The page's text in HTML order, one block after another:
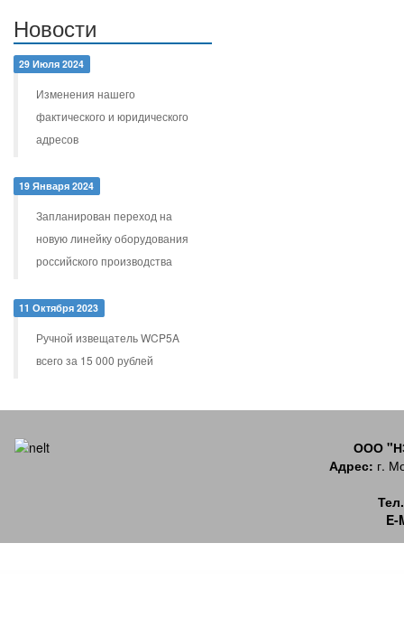
Новости
29 Июля 2024
Изменения нашего
фактического и юридического
адресов
19 Января 2024
Запланирован переход на
новую линейку оборудования
российского производства
11 Октября 2023
Ручной извещатель WCP5A
всего за 15 000 рублей
ООО
Адрес: г.
E-